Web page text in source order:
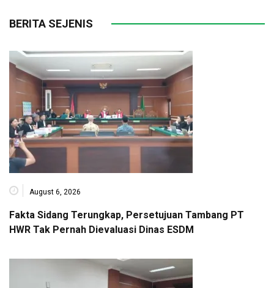
BERITA SEJENIS
August 6, 2026
Fakta Sidang Terungkap, Persetujuan Tambang PT
HWR Tak Pernah Dievaluasi Dinas ESDM